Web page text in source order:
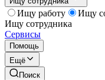
Ищу работу
Ищу
Ищу сотрудника
Сервисы
Помощь
Ещё
Поиск